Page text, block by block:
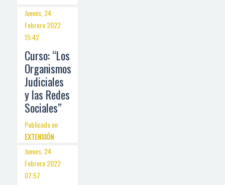
Jueves, 24
Febrero 2022
15:42
Curso: “Los
Organismos
Judiciales
y las Redes
Sociales”
Publicado en
EXTENSIÓN
Jueves, 24
Febrero 2022
07:57